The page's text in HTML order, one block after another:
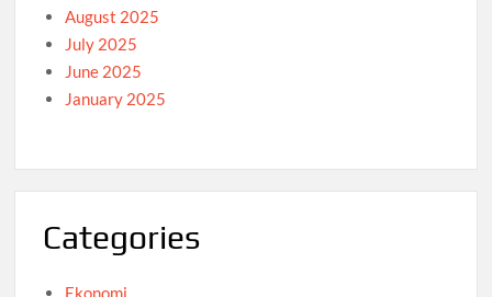
August 2025
July 2025
June 2025
January 2025
Categories